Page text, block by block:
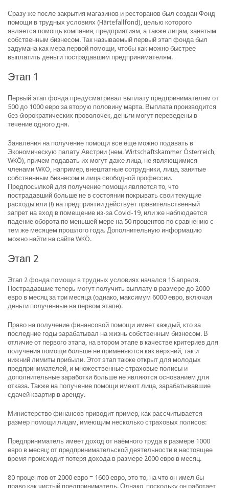
Сразу же после закрытия магазинов и ресторанов был создан Фонд
помощи в трудных условиях (Härtefallfond), целью которого
является помощь компания, предприятиям, а также лицам, занятым
собственным бизнесом. Так называемый первый этап фонда был
задумана как мера первой помощи, чтобы как можно быстрее
выплатить деньги пострадавшим предпринимателям.
Этап 1
Первый этап фонда предусматривал выплату предпринимателям от
500 до 1000 евро за вторую половину марта. Выплата производится
без бюрократических проволочек, деньги могут переведены в
течение одного дня.
Заявления на получение помощи все еще можно подавать в
Экономическую палату Австрии (нем. Wirtschaftskammer Österreich,
WKÖ), причем подавать их могут даже лица, не являющимися
членами WKÖ, например, внештатные сотрудники, лица, занятые
собственным бизнесом и лица свободной профессии.
Предпосылкой для получение помощи является то, что
пострадавший больше не в состоянии покрывать свои текущие
расходы или (!) на предприятии действует правительственный
запрет на вход в помещение из-за Covid-19, или же наблюдается
падение оборота по меньшей мере на 50 процентов по сравнению с
тем же месяцем прошлого года. Дополнительную информацию
можно найти на сайте WKÖ.
Этап 2
Этап 2 фонда помощи в трудных условиях начался 16 апреля.
Пострадавшие теперь могут получить выплату в размере до 2000
евро в месяц за три месяца (однако, максимум 6000 евро, включая
деньги полученные на первом этапе).
Право на получение финансовой помощи имеет каждый, кто за
последние годы зарабатывал на жизнь собственным бизнесом. В
отличие от первого этапа, на втором этапе в качестве критериев для
получения помощи больше не применяются как верхний, так и
нижний лимиты прибыли. Этот этап также открыт для молодых
предпринимателей, и множественные страховые полисы и
дополнительные заработки больше не являются основанием для
отказа. Также на получение помощи имеют лица, зарабатывавшие
сдачей квартир в аренду.
Министерство финансов приводит пример, как рассчитывается
размер помощи лицам, имеющим несколько страховых полисов:
Предприниматель имеет доход от наёмного труда в размере 1000
евро в месяц; от предпринимательской деятельности в настоящее
время происходит потеря дохода в размере 2000 евро в месяц.
80 процентов от 2000 евро = 1600 евро, это то, на что он имел бы
право как чистый предприниматель. Однако, поскольку он работает